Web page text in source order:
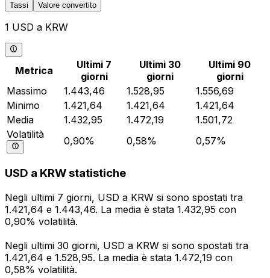
Tassi Valore convertito
1 USD a KRW
Metrica
Ultimi 7
giorni
Ultimi 30
giorni
Ultimi 90
giorni
Massimo
1.443,46 1.528,95
1.556,69
Minimo
1.421,64 1.421,64
1.421,64
Media
1.432,95 1.472,19
1.501,72
Volatilità
0,90% 0,58% 0,57%
USD a KRW statistiche
Negli ultimi 7 giorni, USD a KRW si sono spostati tra
1.421,64 e 1.443,46. La media è stata 1.432,95 con
0,90% volatilità.
Negli ultimi 30 giorni, USD a KRW si sono spostati tra
1.421,64 e 1.528,95. La media è stata 1.472,19 con
0,58% volatilità.